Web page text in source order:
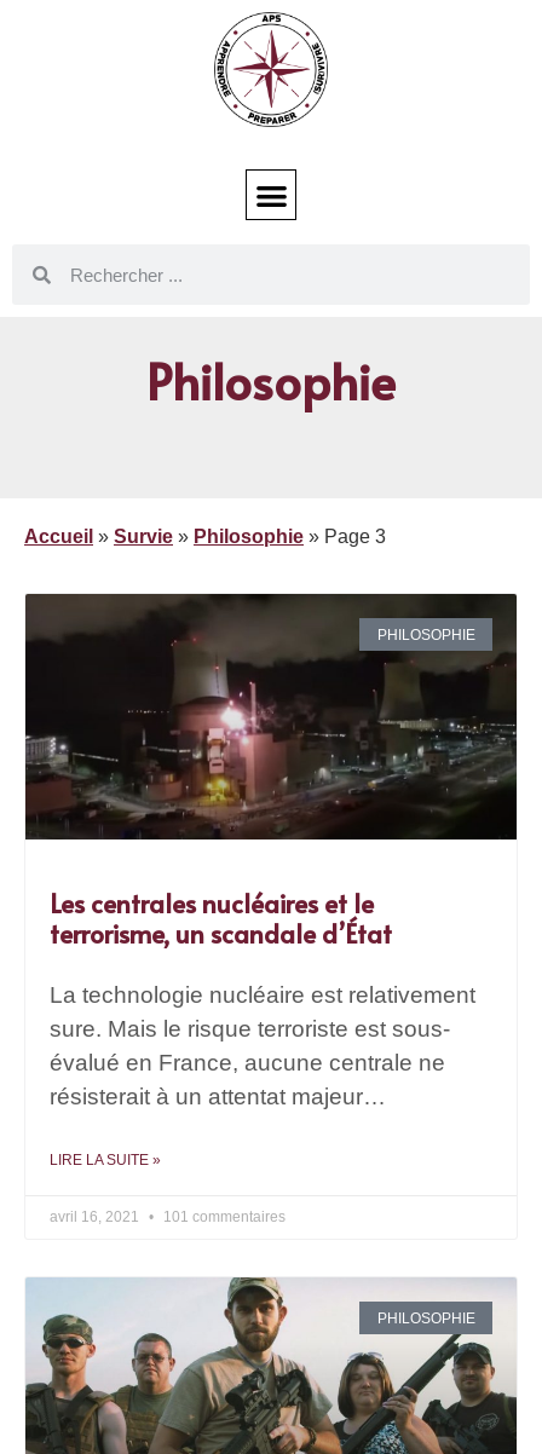
Philosophie
Accueil » Survie » Philosophie » Page 3
PHILOSOPHIE
Les centrales nucléaires et le
terrorisme, un scandale d’État
La technologie nucléaire est relativement
sure. Mais le risque terroriste est sous-
évalué en France, aucune centrale ne
résisterait à un attentat majeur…
LIRE LA SUITE »
avril 16, 2021 101 commentaires
PHILOSOPHIE